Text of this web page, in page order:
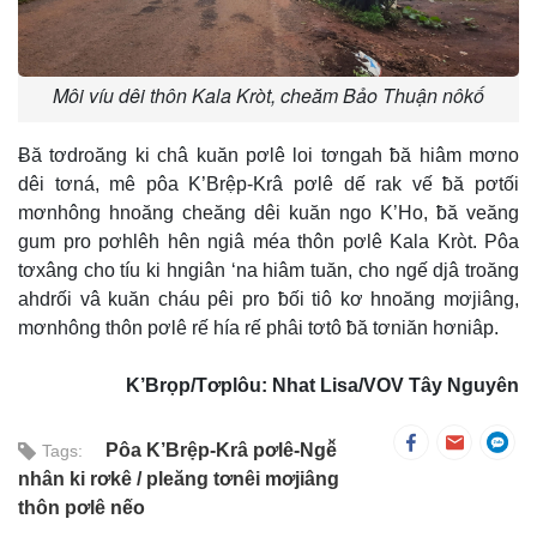
Môi víu dêi thôn Kala Kròt, cheăm Bảo Thuận nôkố
Ƀă tơdroăng ki châ kuăn pơlê loi tơngah ƀă hiâm mơno
dêi tơná, mê pôa K’Brệp-Krâ pơlê dế rak vế ƀă pơtối
mơnhông hnoăng cheăng dêi kuăn ngo K’Ho, ƀă veăng
gum pro pơhlêh hên ngiâ méa thôn pơlê Kala Kròt. Pôa
tơxâng cho tíu ki hngiân ‘na hiâm tuăn, cho ngế djâ troăng
ahdrối vâ kuăn cháu pêi pro ƀối tiô kơ hnoăng mơjiâng,
mơnhông thôn pơlê rế hía rế phâi tơtô ƀă tơniăn hơniâp.
K’Brọp/Tơplôu: Nhat Lisa/VOV Tây Nguyên
Tags:
Pôa K’Brệp-Krâ pơlê-Ngê̆
nhân ki rơkê
pleăng tơnêi mơjiâng
thôn pơlê nếo